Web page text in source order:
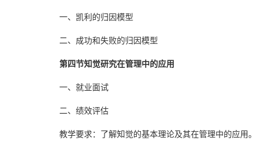
一、凯利的归因模型
二、成功和失败的归因模型
第四节知觉研究在管理中的应用
一、就业面试
二、绩效评估
教学要求：了解知觉的基本理论及其在管理中的应用。